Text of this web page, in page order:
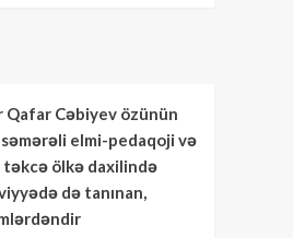
Qafar Cəbiyev özünün
elmi-pedaqoji və
ölkə daxilində
də tanınan,